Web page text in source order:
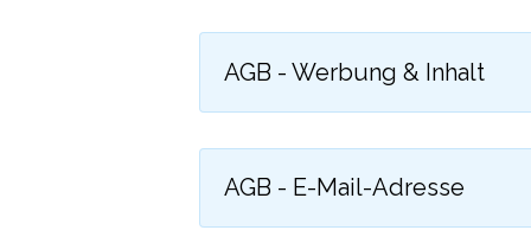
AGB - Werbung & Inhalt
AGB - E-Mail-Adresse